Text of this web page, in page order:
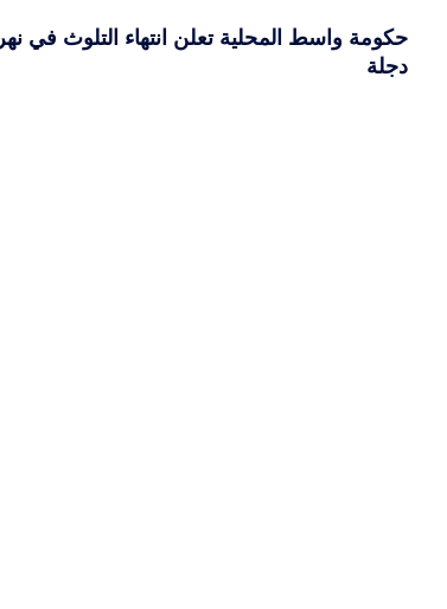
حكومة واسط المحلية تعلن انتهاء التلوث في نهر
دجلة